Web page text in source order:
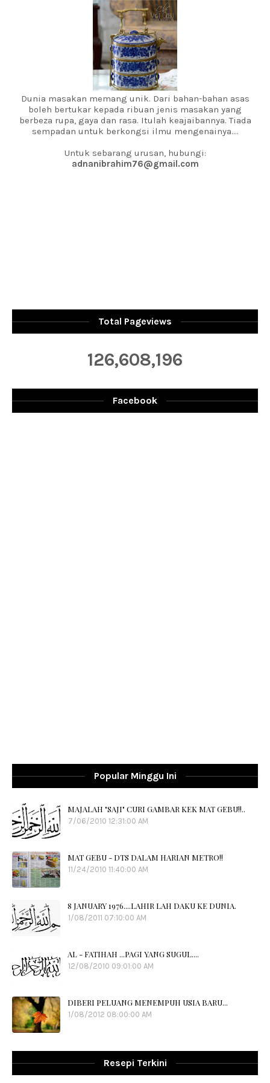
Dunia masakan memang unik. Dari bahan-bahan asas
boleh bertukar kepada ribuan jenis masakan yang
berbeza rupa, gaya dan rasa. Itulah keajaibannya. Tiada
sempadan untuk berkongsi ilmu mengenainya....
Untuk sebarang urusan, hubungi:
adnanibrahim76@gmail.com
Total Pageviews
126,608,196
Facebook
Popular Minggu Ini
MAJALAH "SAJI" CURI GAMBAR KEK MAT GEBU!!..
7/06/2010 12:31:00 AM
MAT GEBU - DTS DALAM HARIAN METRO!!
11/24/2010 11:40:00 AM
8 JANUARY 1976....LAHIR LAH DAKU KE DUNIA.
1/08/2011 07:10:00 AM
AL - FATIHAH ...PAGI YANG SUGUL....
12/08/2010 09:01:00 AM
DIBERI PELUANG MENEMPUH USIA BARU...
1/08/2012 08:00:00 AM
Resepi Terkini